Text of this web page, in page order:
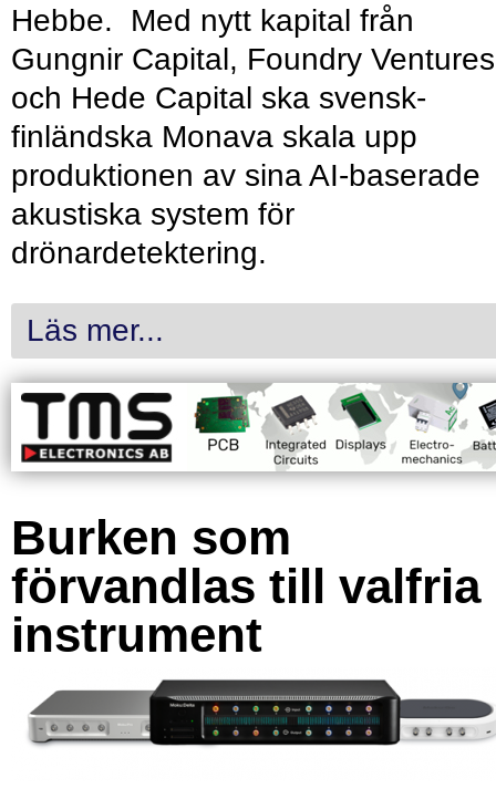
Hebbe. Med nytt kapital från
Gungnir Capital, Foundry Ventures
och Hede Capital ska svensk-
finländska Monava skala upp
produktionen av sina AI-baserade
akustiska system för
drönardetektering.
Läs mer...
Burken som
förvandlas till valfria
instrument